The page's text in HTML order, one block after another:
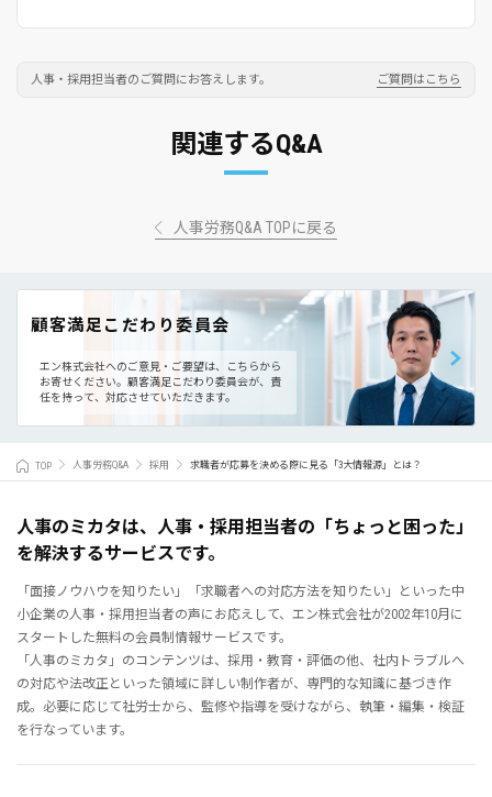
人事・採用担当者のご質問にお答えします。 ご質問はこちら
関連するQ&A
人事労務Q&A TOPに戻る
顧客満足こだわり委員会
エン株式会社へのご意見・ご要望は、こちらから
お寄せください。 顧客満足こだわり委員会が、責
任を持って、対応させていただきます。
TOP 人事労務Q&A 採用 求職者が応募を決める際に見る「3大情報源」とは？
人事のミカタは、人事・採用担当者の「ちょっと困った」
を解決するサービスです。
「面接ノウハウを知りたい」「求職者への対応方法を知りたい」といった中
小企業の人事・採用担当者の声にお応えして、エン株式会社が2002年10月に
スタートした無料の会員制情報サービスです。
「人事のミカタ」のコンテンツは、採用・教育・評価の他、社内トラブルへ
の対応や法改正といった領域に詳しい制作者が、専門的な知識に基づき作
成。必要に応じて社労士から、監修や指導を受けながら、執筆・編集・検証
を行なっています。